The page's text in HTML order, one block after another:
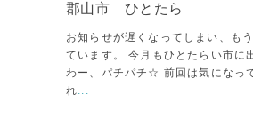
郡山市 ひとたら
お知らせが遅くなってしまい、も
ています。 今月もひとたらい市に
わー、パチパチ☆ 前回は気になっ
れ...